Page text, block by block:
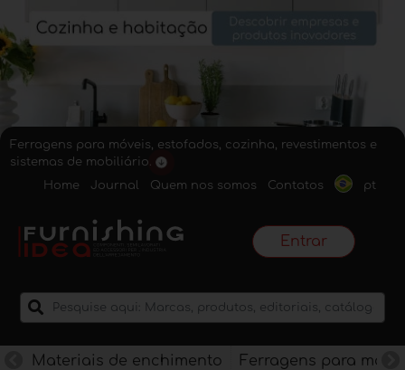
Ferragens para móveis, estofados, cozinha, revestimentos e
sistemas de mobiliário.
Home
Journal Quem nos somos Contatos pt
Entrar
Materiais de enchimento Ferragens para